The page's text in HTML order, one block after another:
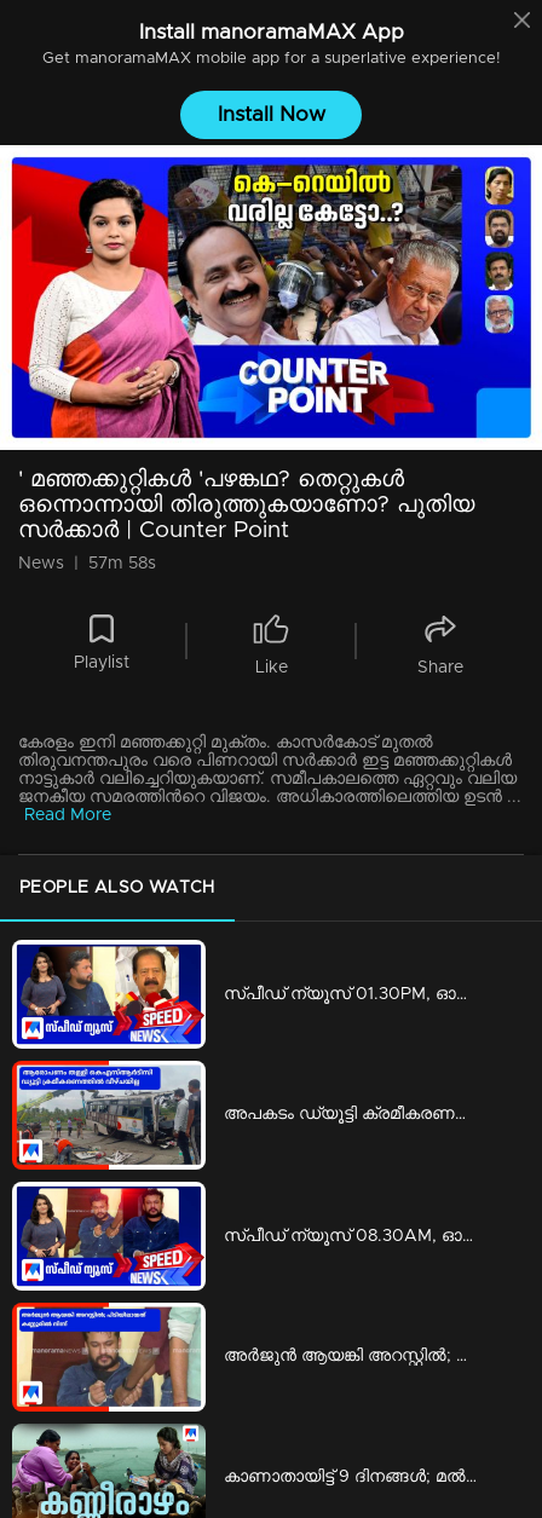
Install manoramaMAXApp
Get manoramaMAXmobile app for a superlative experience!
Install Now
' മഞ്ഞക്കുറ്റികൾ 'പഴങ്കഥ? തെറ്റുകൾ
ഒന്നൊന്നായി തിരുത്തുകയാണോ? പുതിയ
സ‍ർക്കാർ | Counter Point
News 57m 58s
Playlist Like Share
കേരളം ഇനി മഞ്ഞക്കുറ്റി മുക്തം. കാസർകോട് മുതൽ
തിരുവനന്തപുരം വരെ പിണറായി സർക്കാർ ഇട്ട മഞ്ഞക്കുറ്റികൾ
നാട്ടുകാര്‍ വലിച്ചെറിയുകയാണ്. സമീപകാലത്തെ ഏറ്റവും വലിയ
ജനകീയ സമരത്തിൻറെ വിജയം. അധികാരത്തിലെത്തിയ ഉടൻ ...
Read More
PEOPLE ALSO WATCH
സ്‌പീഡ് ന്യൂസ് 01.30PM, ഓഗസ്റ്റ് 09, 2026 | Speed News
അപകടം ഡ്യൂട്ടി ക്രമീകരണത്തിലെ പാളിച്ചകൊണ്ടല്ല; കെഎസ്ആര്‍ടിസി | ksrtc bengaluru mysuru highway
സ്‌പീഡ് ന്യൂസ് 08.30AM, ഓഗസ്റ്റ് 09, 2026 | Speed News
അര്‍ജുന്‍ ആയങ്കി അറസ്റ്റില്‍; പിടിയിലായത് കണ്ണൂരില്‍ നിന്ന് | Arjun Ayanki arrest
കാണാതായിട്ട് 9 ദിനങ്ങള്‍; മല്‍സ്യത്തൊഴിലാളികളെയും കാത്ത് കുടുംബങ്ങള്‍ | Fishermen